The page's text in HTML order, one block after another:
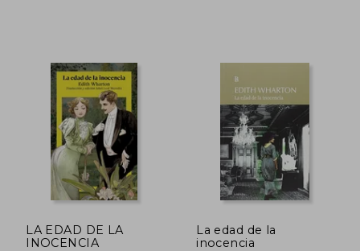
$ 22.37
LA EDAD DE LA
INOCENCIA
La edad de la
inocencia